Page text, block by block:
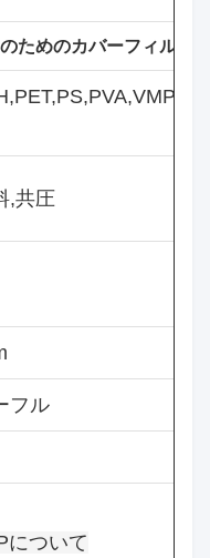
ためのカバーフィルム
,共圧
フル
について